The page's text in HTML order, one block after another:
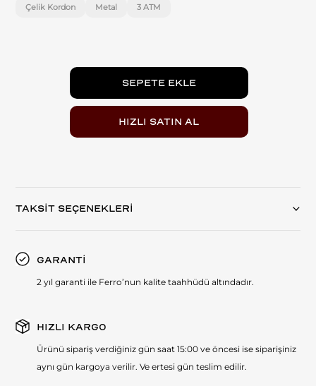
Çelik Kordon Metal 3 ATM
TAKSİT SEÇENEKLERİ
GARANTİ
2 yıl garanti ile Ferro’nun kalite taahhüdü altındadır.
HIZLI KARGO
Ürünü sipariş verdiğiniz gün saat 15:00 ve öncesi ise siparişiniz
aynı gün kargoya verilir. Ve ertesi gün teslim edilir.